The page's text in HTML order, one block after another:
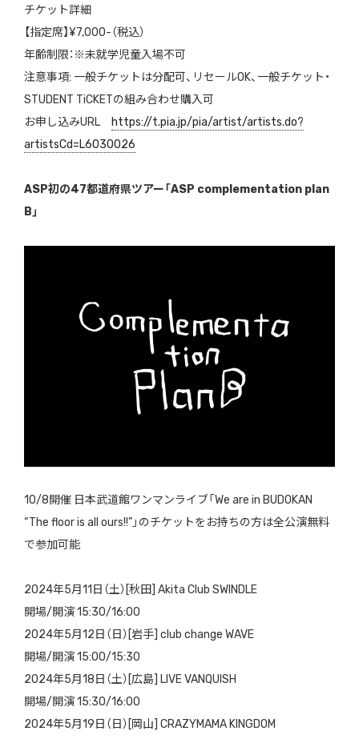
チケット詳細
【指定席】¥7,000-（税込）
年齢制限：※未就学児童入場不可
注意事項: 一般チケットは分配可、リセールOK、一般チケット・
STUDENT TiCKETの組み合わせ購入可
お申し込みURL https://t.pia.jp/pia/artist/artists.do?
artistsCd=L6030026
ASP初の47都道府県ツアー「ASP complementation plan
B」
10/8開催 日本武道館ワンマンライブ「We are in BUDOKAN
“The floor is all ours!!”」のチケットをお持ちの方は全公演無料
で参加可能
2024年5月11日（土）[秋田] Akita Club SWINDLE
開場/開演 15:30/16:00
2024年5月12日（日）[岩手] club change WAVE
開場/開演 15:00/15:30
2024年5月18日（土）[広島] LIVE VANQUISH
開場/開演 15:30/16:00
2024年5月19日（日）[岡山] CRAZYMAMA KINGDOM